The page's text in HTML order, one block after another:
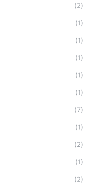
(2)
(1)
(1)
(1)
(1)
(1)
(7)
(1)
(2)
(1)
(2)